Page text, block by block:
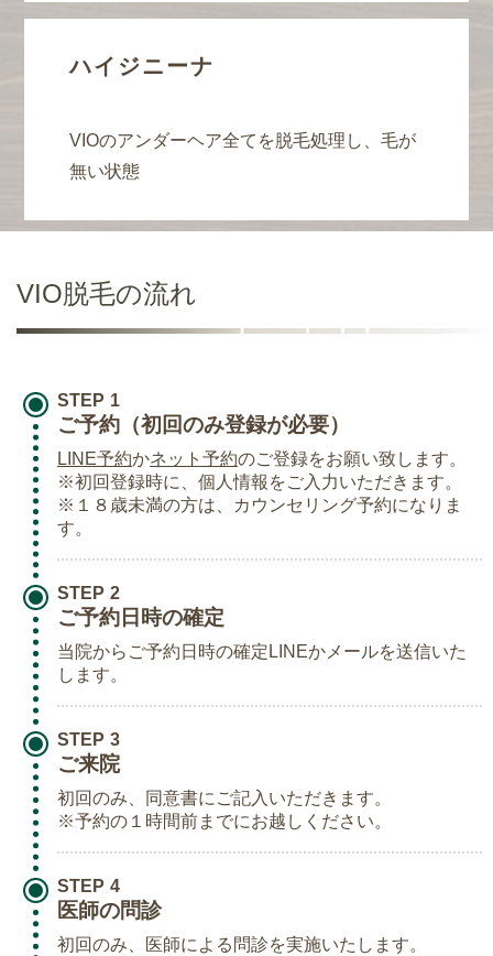
ハイジニーナ
VIOのアンダーヘア全てを脱毛処理し、毛が
無い状態
VIO脱毛の流れ
STEP
ご予約（初回のみ登録が必要）
LINE予約かネット予約のご登録をお願い致します。
※初回登録時に、個人情報をご入力いただきます。
※１８歳未満の方は、カウンセリング予約になりま
す。
STEP
ご予約日時の確定
当院からご予約日時の確定LINEかメールを送信いた
します。
STEP
ご来院
初回のみ、同意書にご記入いただきます。
※予約の１時間前までにお越しください。
STEP
医師の問診
初回のみ、医師による問診を実施いたします。